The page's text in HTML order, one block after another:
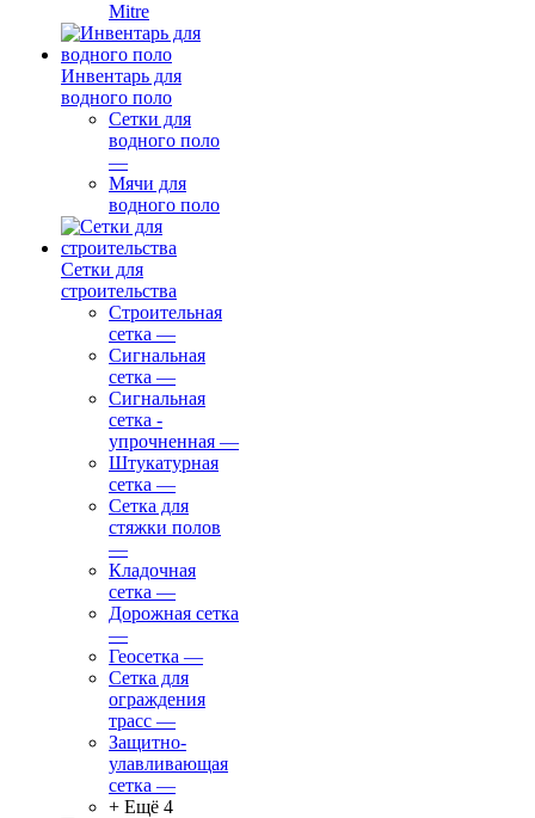
Mitre
Инвентарь для
водного поло
Сетки для
водного поло
—
Мячи для
водного поло
Сетки для
строительства
Строительная
сетка —
Сигнальная
сетка —
Сигнальная
сетка -
упрочненная —
Штукатурная
сетка —
Сетка для
стяжки полов
—
Кладочная
сетка —
Дорожная сетка
—
Геосетка —
Сетка для
ограждения
трасс —
Защитно-
улавливающая
сетка —
+ Ещё 4